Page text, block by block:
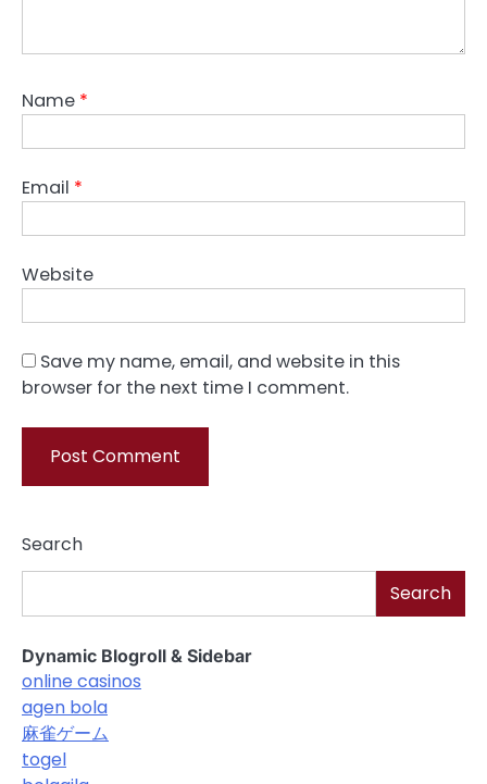
Name *
Email *
Website
Save my name, email, and website in this
browser for the next time I comment.
Search
Search
Dynamic Blogroll & Sidebar
online casinos
agen bola
麻雀ゲーム
togel